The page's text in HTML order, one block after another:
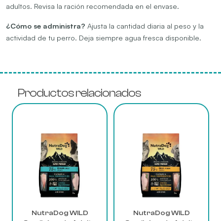
adultos. Revisa la ración recomendada en el envase.
¿Cómo se administra? Ajusta la cantidad diaria al peso y la
actividad de tu perro. Deja siempre agua fresca disponible.
Productos relacionados
NutraDog WILD
múltiples
variantes.
opciones
elegir
NutraDog WILD
múltiples
variantes.
opciones
elegir